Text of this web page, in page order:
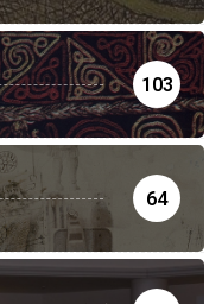
103
64